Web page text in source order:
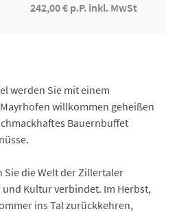
242,00 € p.P. inkl. MwSt
werden Sie mit einem
willkommen geheißen
Bauernbuffet
Sie die Welt der Zillertaler
Kultur verbindet. Im Herbst,
ins Tal zurückkehren,